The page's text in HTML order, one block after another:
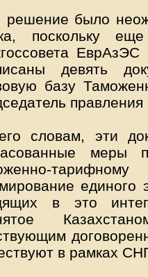
решение было
поскольку
ЕврАзЭС
девять
базу
словам, эти
меры
единого
в это
в рамках